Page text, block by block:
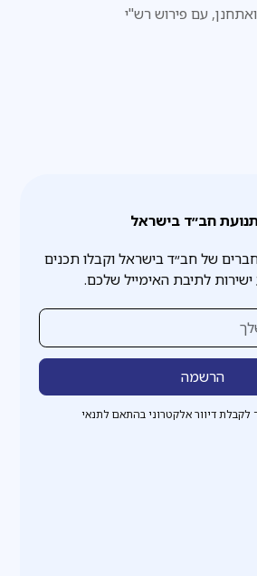
עם פירוש רש"י
חב״ד בישראל
של חב״ד בישראל וקבלו תכנים
לתיבת האימייל שלכם.
דיוור אלקטרוני בהתאם לתנאי